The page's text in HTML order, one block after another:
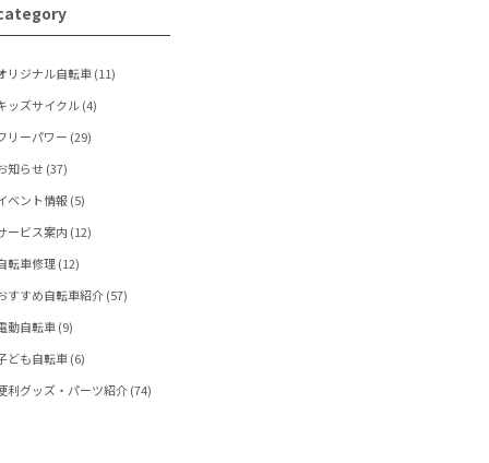
リジナル自転車(11)
ッズサイクル(4)
リーパワー (29)
知らせ (37)
ベント情報 (5)
ービス案内 (12)
転車修理(12)
すすめ自転車紹介(57)
動自転車(9)
ども自転車(6)
利グッズ・パーツ紹介(74)